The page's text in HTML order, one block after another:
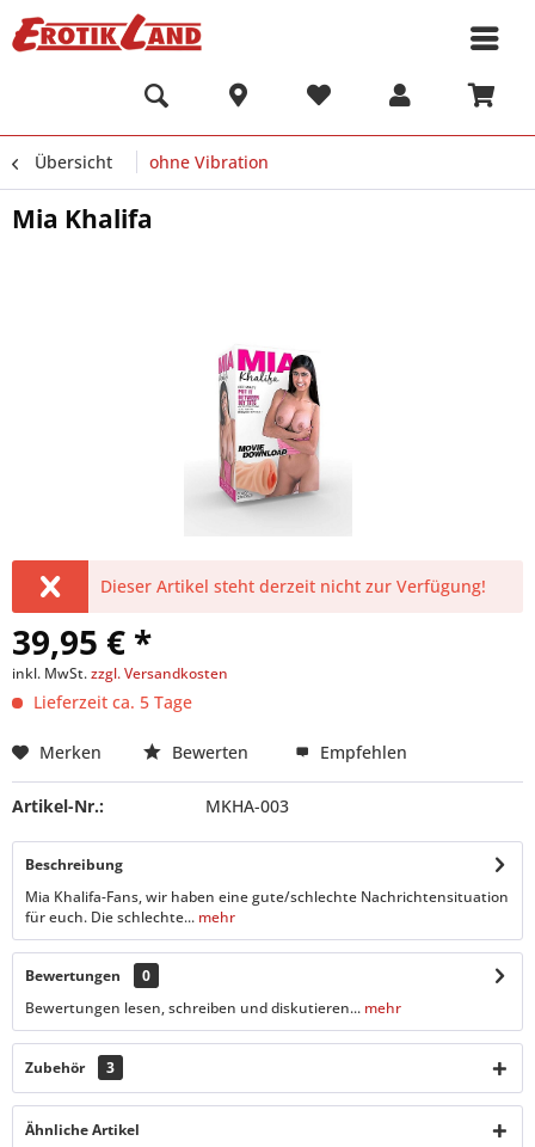
Übersicht ohne Vibration
Mia Khalifa
Dieser Artikel steht derzeit nicht zur Verfügung!
39,95 € *
inkl. MwSt.zzgl. Versandkosten
Lieferzeit ca. 5 Tage
Merken Bewerten Empfehlen
Artikel-Nr.: MKHA-003
Beschreibung
Mia Khalifa-Fans, wir haben eine gute/schlechte Nachrichtensituation
für euch. Die schlechte... mehr
Bewertungen
0
Bewertungen lesen, schreiben und diskutieren... mehr
Zubehör 3
Ähnliche Artikel